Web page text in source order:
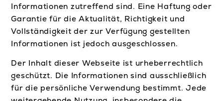
Informationen zutreffend sind. Eine Haftung oder
Garantie für die Aktualität, Richtigkeit und
Vollständigkeit der zur Verfügung gestellten
Informationen ist jedoch ausgeschlossen.
Der Inhalt dieser Webseite ist urheberrechtlich
geschützt. Die Informationen sind ausschließlich
für die persönliche Verwendung bestimmt. Jede